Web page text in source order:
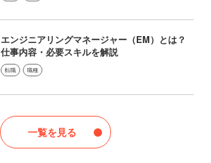
エンジニアリングマネージャー（EM）とは？
仕事内容・必要スキルを解説
転職 職種
一覧を見る